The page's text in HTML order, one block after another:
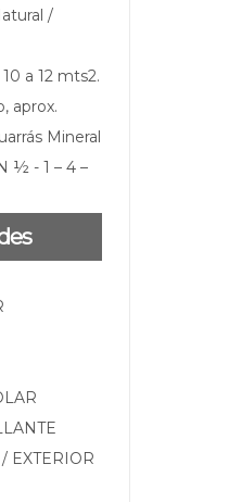
/
a 12 mts2.
aprox.
Mineral
½ - 1 – 4 –
EXTERIOR